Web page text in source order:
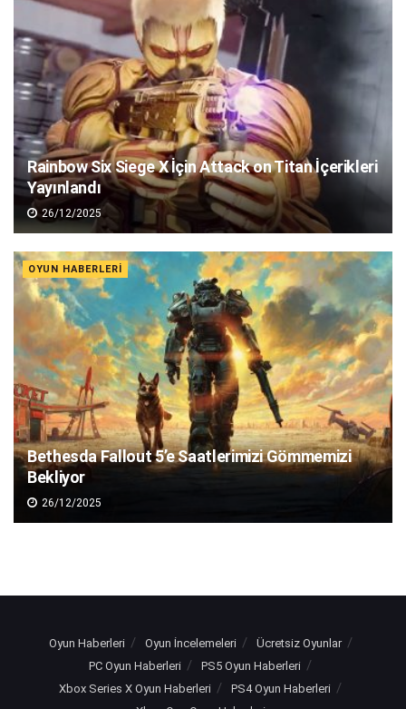
Rainbow Six Siege X İçin Attack on Titan İçerikleri
Yayınlandı
26/12/2025
OYUN HABERLERI
Bethesda Fallout 5’e Saatlerimizi Gömmemizi
Bekliyor
26/12/2025
Oyun Haberleri Oyun İncelemeleri
Ücretsiz Oyunlar
PC Oyun Haberleri
PS5 Oyun Haberleri
Xbox Series X Oyun Haberleri
PS4 Oyun Haberleri